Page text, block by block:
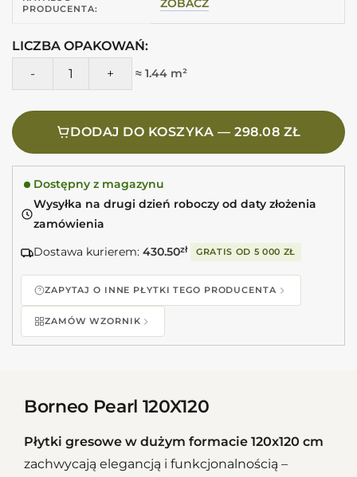
PRODUCENTA:
ZOBACZ
LICZBA OPAKOWAŃ:
ilość CIFRE Borneo Pearl 120X120 Szare duże płytki
≈ 1.44 m²
DODAJ DO KOSZYKA — 298.08 ZŁ
Dostępny z magazynu
Wysyłka na drugi dzień roboczy od daty złożenia
zamówienia
Dostawa kurierem: 430.50zł GRATIS OD 5 000 ZŁ
ZAPYTAJ O INNE PŁYTKI TEGO PRODUCENTA
ZAMÓW WZORNIK
Borneo Pearl 120X120
Płytki gresowe w dużym formacie 120x120 cm
zachwycają elegancją i funkcjonalnością –